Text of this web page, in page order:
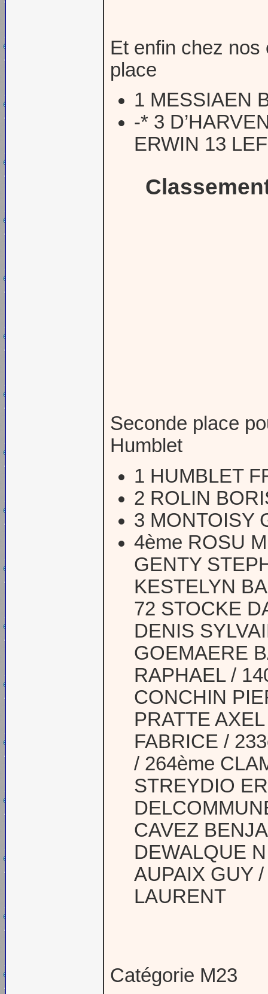
Et enfin chez
place
1 MESSIAEN
-* 3
ERWIN 13
Seconde place
Humblet
1 HUMBLET
2 ROLIN
3 MONTOISY
4ème ROSU
GENTY
KESTELYN
72 STOCKE
DENIS
GOEMAERE
RAPHAEL /
CONCHIN
PRATTE
FABRICE /
/ 264ème
STREYDIO
CAVEZ
DEWALQUE
AUPAIX GUY
LAURENT
Catégorie M23